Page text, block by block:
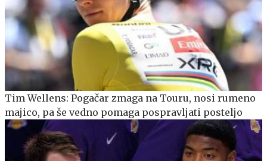
Tim Wellens: Pogačar zmaga na Touru, nosi rumeno
majico, pa še vedno pomaga pospravljati posteljo